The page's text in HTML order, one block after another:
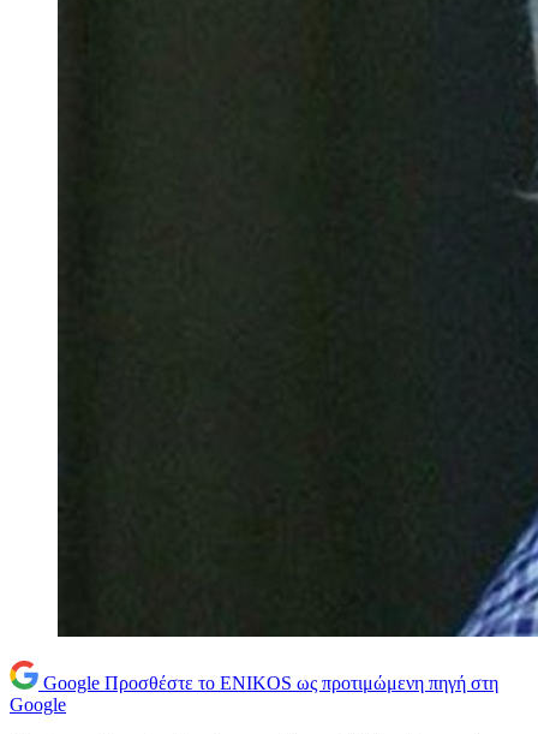
Google Προσθέστε το ENIKOS ως προτιμώμενη πηγή στη
Google